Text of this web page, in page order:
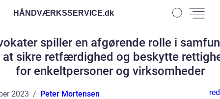
HÅNDVÆRKSSERVICE.dk
spiller en afgørende rolle i
at sikre retfærdighed og beskytte
for enkeltpersoner og virksomheder
2023 Peter Mortensen